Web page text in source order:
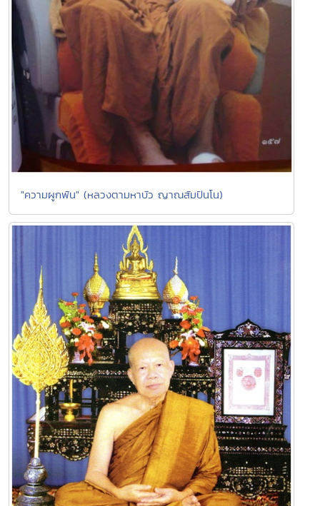
"ความผูกพัน" (หลวงตามหาบัว ญาณสัมปันโน)